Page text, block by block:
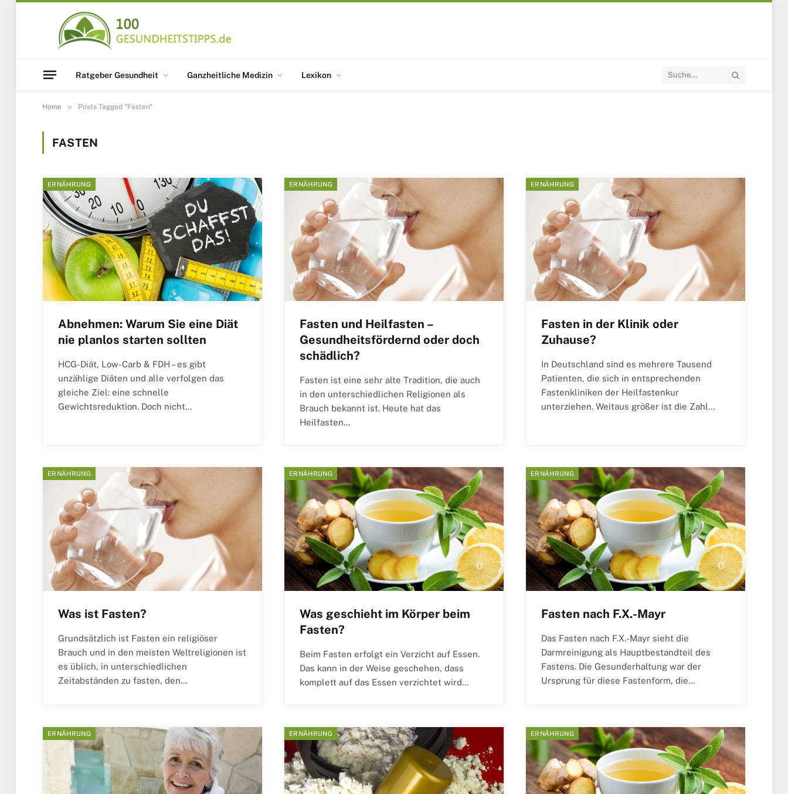
Ratgeber Gesundheit Ganzheitliche Medizin Lexikon
Home » Posts Tagged "Fasten"
FASTEN
ERNÄHRUNG
Abnehmen: Warum Sie eine Diät
nie planlos starten sollten
HCG-Diät, Low-Carb & FDH – es gibt
unzählige Diäten und alle verfolgen das
gleiche Ziel: eine schnelle
Gewichtsreduktion. Doch nicht…
ERNÄHRUNG
Fasten und Heilfasten –
Gesundheitsfördernd oder doch
schädlich?
Fasten ist eine sehr alte Tradition, die auch
in den unterschiedlichen Religionen als
Brauch bekannt ist. Heute hat das
Heilfasten…
ERNÄHRUNG
Fasten in der Klinik oder
Zuhause?
In Deutschland sind es mehrere Tausend
Patienten, die sich in entsprechenden
Fastenkliniken der Heilfastenkur
unterziehen. Weitaus größer ist die Zahl…
ERNÄHRUNG
Was ist Fasten?
Grundsätzlich ist Fasten ein religiöser
Brauch und in den meisten Weltreligionen ist
es üblich, in unterschiedlichen
Zeitabständen zu fasten, den…
ERNÄHRUNG
Was geschieht im Körper beim
Fasten?
Beim Fasten erfolgt ein Verzicht auf Essen.
Das kann in der Weise geschehen, dass
komplett auf das Essen verzichtet wird…
ERNÄHRUNG
Fasten nach F.X.-Mayr
Das Fasten nach F.X.-Mayr sieht die
Darmreinigung als Hauptbestandteil des
Fastens. Die Gesunderhaltung war der
Ursprung für diese Fastenform, die…
ERNÄHRUNG ERNÄHRUNG ERNÄHRUNG